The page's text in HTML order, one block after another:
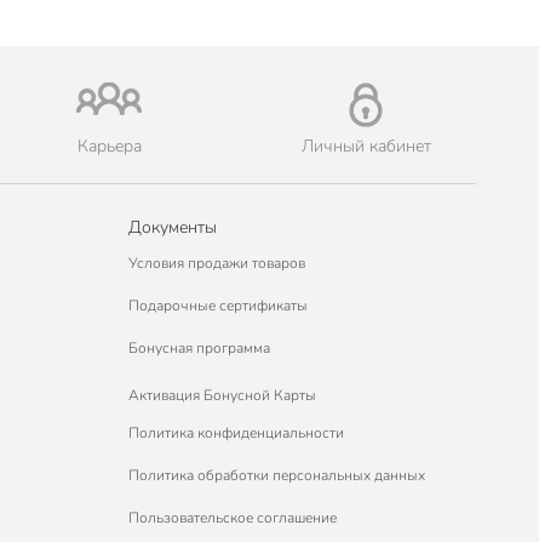
Карьера Личный кабинет
Документы
Условия продажи товаров
Подарочные сертификаты
Бонусная программа
Активация Бонусной Карты
Политика конфиденциальности
Политика обработки персональных данных
Пользовательское соглашение